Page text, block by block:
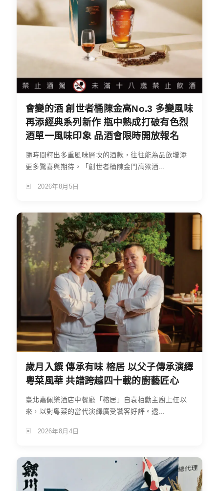
會變的酒 創世者桶陳金高No.3 多變風味
再添經典系列新作 瓶中熟成打破有色烈
酒單一風味印象 品酒會限時開放報名
隨時間釋出多重風味層次的酒款，往往能為品飲增添
更多驚喜與期待。「創世者桶陳金門高粱酒...
2026年8月5日
歲月入饌 傳承有味 榕居 以父子傳承演繹
粵菜風華 共譜跨越四十載的廚藝匠心
臺北嘉佩樂酒店中餐廳「榕居」自袁栢勳主廚上任以
來，以對粵菜的當代演繹廣受饕客好評。透...
2026年8月4日